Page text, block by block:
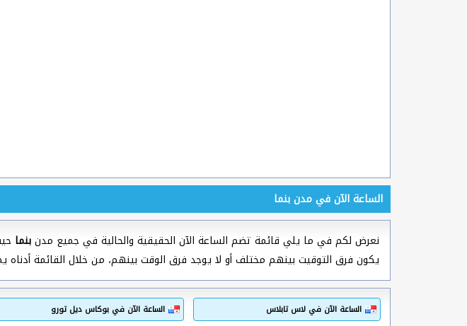
الساعة الآن في مدن بنما
نعرض لكم في ما يلي قائمة تضم الساعة الآن الحقيقية والحالية في جميع مدنبنما
يكون فرق التوقيت بينهم مختلف أو لا يوجد فرق الوقت بينهم، من خلال القائمة
الساعة الآن في لاس تابلاس الساعة الآن في بوكاس ديل تورو